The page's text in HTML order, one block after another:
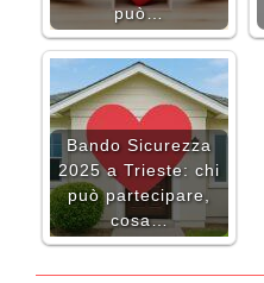
può…
Bando Sicurezza
2025 a Trieste: chi
può partecipare,
cosa…